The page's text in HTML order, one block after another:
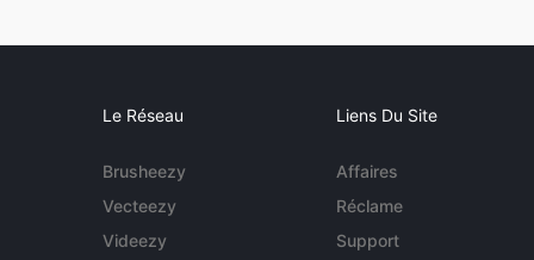
Le Réseau
Brusheezy
Vecteezy
Videezy
Liens Du Site
Affaires
Réclame
Support